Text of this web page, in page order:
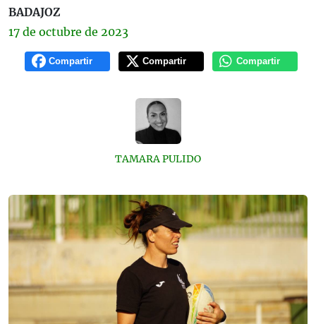
BADAJOZ
17 de octubre de 2023
Compartir Compartir Compartir
TAMARA PULIDO